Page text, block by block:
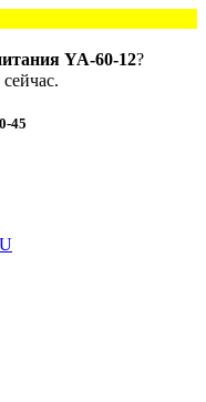
YA-60-12?
45